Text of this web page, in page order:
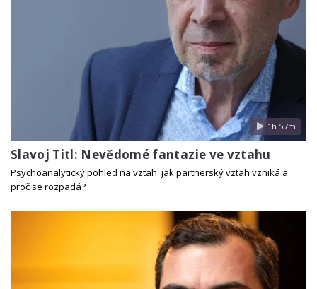
1h 57m
Slavoj Titl: Nevědomé fantazie ve vztahu
Psychoanalytický pohled na vztah: jak partnerský vztah vzniká a
proč se rozpadá?